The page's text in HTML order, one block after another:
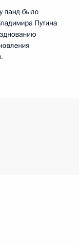
панд было
Путина